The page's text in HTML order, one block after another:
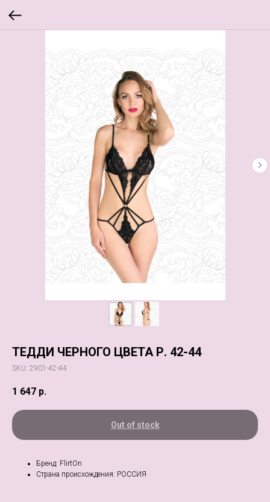
ТЕДДИ ЧЕРНОГО ЦВЕТА Р. 42-44
SKU: 2901-42-44
1 647 р.
Out of stock
Бренд: FlirtOn
Страна происхождения: РОССИЯ